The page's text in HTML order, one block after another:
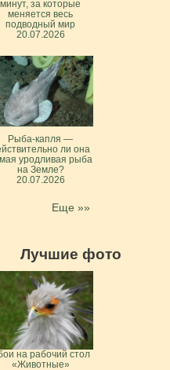
минут, за которые
меняется весь
подводный мир
20.07.2026
Рыба-капля —
ли она
уродливая рыба
на Земле?
20.07.2026
Еще »»
Лучшие фото
на рабочий стол
«Животные»